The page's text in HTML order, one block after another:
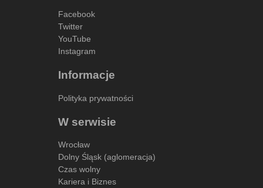
Facebook
Twitter
YouTube
Instagram
Informacje
Polityka prywatności
W serwisie
Wrocław
Dolny Śląsk (aglomeracja)
Czas wolny
Kariera i Biznes